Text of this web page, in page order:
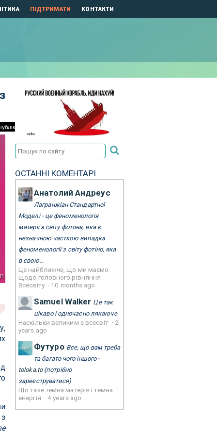
ПІДТРИМАТИ КОНТАКТИ
ОСТАННІ КОМЕНТАРІ
Анатолий Андреус
Лагранжіан Стандартної
Моделі - це феноменологія
матерії з світу фотона, яка є
незначною часткою випадка
феноменології з світу фотіно, яка
в свою...
Це найближче, що ми маємо
щодо головного рівняння
Всесвіту · 10 months ago
Samuel Walker Це так
цікаво і одночасно лякаюче
Наскільки великим є всесвіт · 2
years ago
Футуро Все, що вам треба
та багато чого іншого -
toloka.to(потрібно
зареєструватися)
Що таке темна матерія і темна
енергія ·4 years ago